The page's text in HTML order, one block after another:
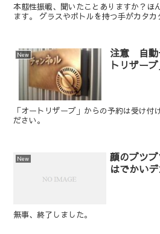
本態性振戦、聞いたことありますか？ほ
ます。 グラスやボトルを持つ手がカタカ
New
注意 自動
トリザー
「オートリザーブ」からの予約は受け付
ださい。
New
顔のブツ
はでかい
無事、終了しました。